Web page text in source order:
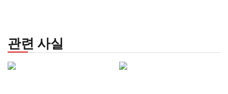
관련 사실